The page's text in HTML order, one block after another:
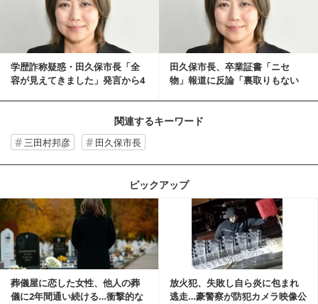
学歴詐称疑惑・田久保市長「全
容が見えてきました」発言から4
田久保市長、卒業証書「ニセ
物」報道に反論「裏取りもない
関連するキーワード
三田村邦彦 田久保市長
ピックアップ
葬儀屋に恋した女性、他人の葬
儀に2年間通い続ける…衝撃的な
放火犯、失敗し自ら炎に包まれ
逃走…豪警察が防犯カメラ映像公
記事を読む